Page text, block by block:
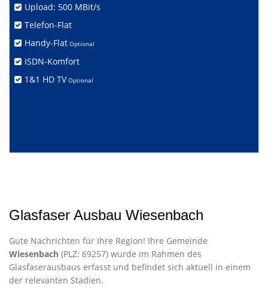
Upload: 500 MBit/s
Telefon-Flat
Handy-Flat Optional
ISDN-Komfort
1&1 HD TV Optional
Glasfaser Ausbau Wiesenbach
Gute Nachrichten für Ihre Region! Ihre Gemeinde
Wiesenbach (PLZ: 69257) wurde im Rahmen des
Glasfaserausbaus erfasst und befindet sich aktuell in einem
der relevanten Stadien.